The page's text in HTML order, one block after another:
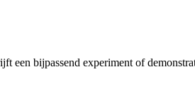
een bijpassend experiment of